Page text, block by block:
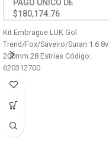
Kit Embrague LUK Gol
Trend/Fox/Saveiro/Suran 1.6 8v
200mm 28 Estrías Código:
620312700